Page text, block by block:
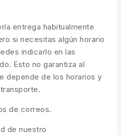
entrega habitualmente
si necesitas algún horario
indicarlo en las
Esto no garantiza al
depende de los horarios y
de correos.
de nuestro